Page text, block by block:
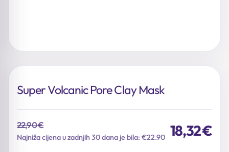
Super Volcanic Pore Clay Mask
22,90€
Najniža cijena u zadnjih 30 dana je bila: €22.90
Izvorna
18,32€
Trenutna